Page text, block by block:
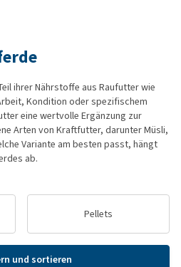
ihrer Nährstoffe aus Raufutter wie
Kondition oder spezifischem
eine wertvolle Ergänzung zur
Arten von Kraftfutter, darunter Müsli,
Variante am besten passt, hängt
ab.
Pellets
und sortieren